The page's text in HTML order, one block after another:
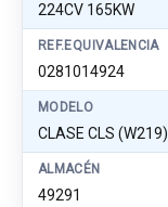
224CV 165KW
REF.EQUIVALENCIA
0281014924
MODELO
CLASE CLS (W219)
ALMACÉN
49291